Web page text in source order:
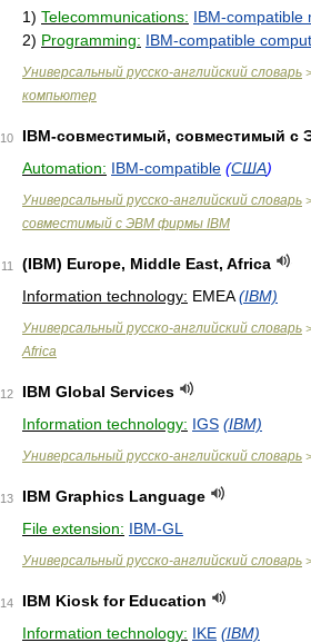
1) Telecommunications: IBM-compatible
2) Programming: IBM-compatible
Универсальный русско-английский словарь >
компьютер
10
IBM-совместимый, совместимый
Automation: IBM-compatible (США)
Универсальный русско-английский словарь >
совместимый с ЭВМ фирмы IBM
11
(IBM) Europe, Middle East, Africa
Information technology: EMEA(IBM)
Универсальный русско-английский словарь >
Africa
12
IBM Global Services
Information technology: IGS (IBM)
Универсальный русско-английский словарь >
13
IBM Graphics Language
File extension: IBM-GL
Универсальный русско-английский словарь >
14
IBM Kiosk for Education
Information technology: IKE (IBM)